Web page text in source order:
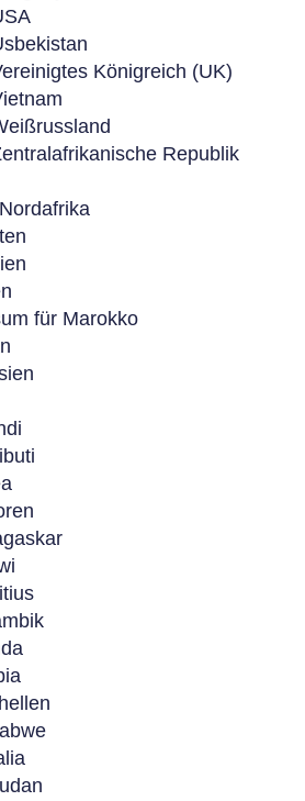
Königreich (UK)
Republik
für Marokko